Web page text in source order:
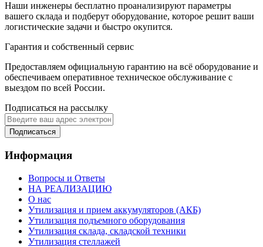
Наши инженеры бесплатно проанализируют параметры
вашего склада и подберут оборудование, которое решит ваши
логистические задачи и быстро окупится.
Гарантия и собственный сервис
Предоставляем официальную гарантию на всё оборудование и
обеспечиваем оперативное техническое обслуживание с
выездом по всей России.
Подписаться на рассылку
Подписаться
Информация
Вопросы и Ответы
НА РЕАЛИЗАЦИЮ
О нас
Утилизация и прием аккумуляторов (АКБ)
Утилизация подъемного оборудования
Утилизация склада, складской техники
Утилизация стеллажей